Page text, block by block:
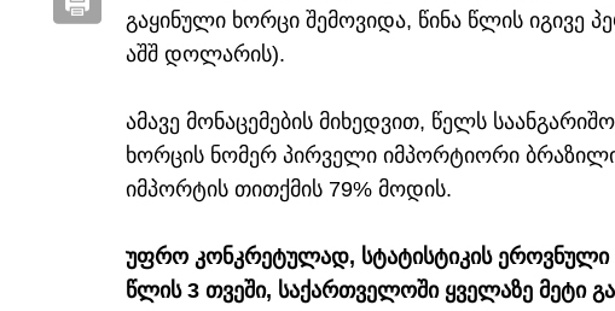
გაყინული ხორცი შემოვიდა, წინა წლის იგივე
აშშ დოლარის).
ამავე მონაცემების მიხედვით, წელს
ხორცის ნომერ პირველი იმპორტიორი
იმპორტის თითქმის 79% მოდის.
უფრო კონკრეტულად, სტატისტიკის ეროვნული
წლის 3 თვეში, საქართველოში ყველაზე მეტი